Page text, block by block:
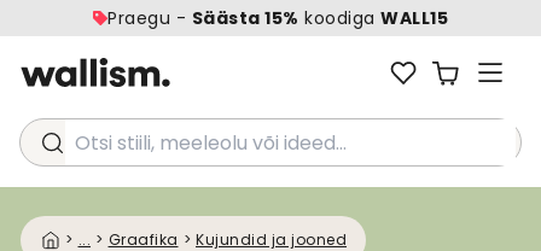
Praegu - Säästa 15% koodiga WALL15
Otsi stiili, meeleolu või ideed...
> ... > Graafika > Kujundid ja jooned